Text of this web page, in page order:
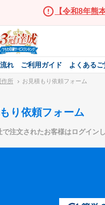
【令和8年熊
れ ご利用ガイド よくあるご
作所 お見積もり依頼フォーム
り依頼フォーム
で注文されたお客様はログイン